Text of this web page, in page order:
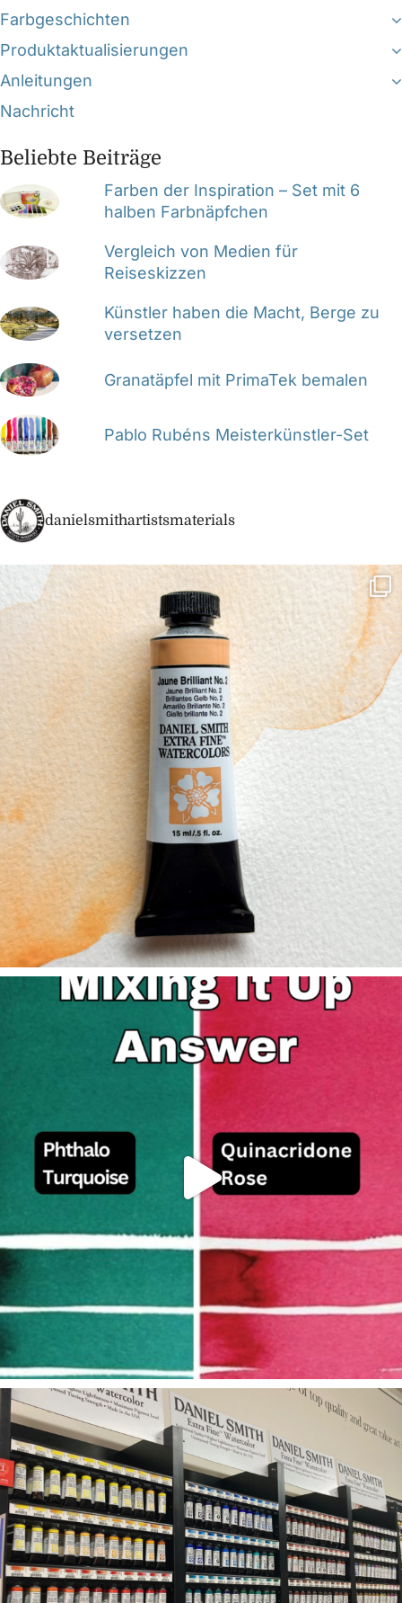
Farbgeschichten
Produktaktualisierungen
Anleitungen
Nachricht
Beliebte Beiträge
Farben der Inspiration – Set mit 6
halben Farbnäpfchen
Vergleich von Medien für
Reiseskizzen
Künstler haben die Macht, Berge zu
versetzen
Granatäpfel mit PrimaTek bemalen
Pablo Rubéns Meisterkünstler-Set
danielsmithartistsmaterials